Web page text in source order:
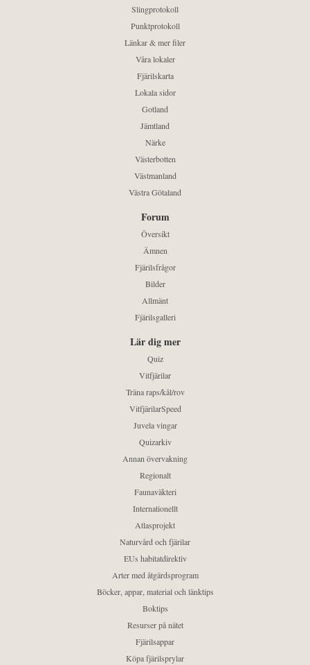
Slingprotokoll
Punktprotokoll
Länkar & mer filer
Våra lokaler
Fjärilskarta
Lokala sidor
Gotland
Jämtland
Närke
Västerbotten
Västmanland
Västra Götaland
Forum
Översikt
Ämnen
Fjärilsfrågor
Bilder
Allmänt
Fjärilsgalleri
Lär dig mer
Quiz
Vitfjärilar
Träna raps/kål/rov
VitfjärilarSpeed
Juvela vingar
Quizarkiv
Annan övervakning
Regionalt
Faunaväkteri
Internationellt
Atlasprojekt
Naturvård och fjärilar
EUs habitatdirektiv
Arter med åtgärdsprogram
Böcker, appar, material och länktips
Boktips
Resurser på nätet
Fjärilsappar
Köpa fjärilsprylar